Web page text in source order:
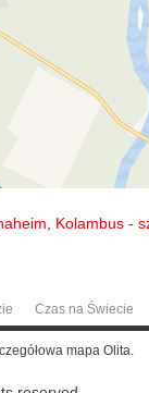
Kolambus -
Czas na Świecie
mapa Olita.